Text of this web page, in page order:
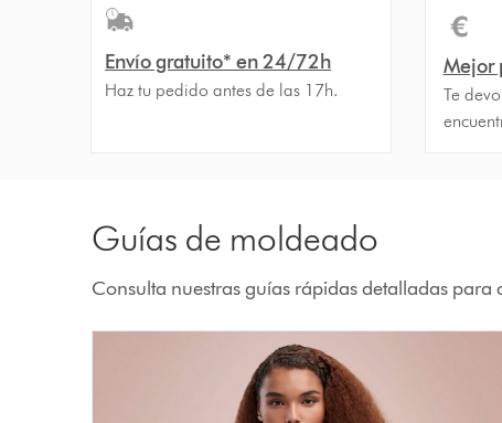
Envío gratuito* en 24/72h
Haz tu pedido antes de las 17h.
Mejor
Te
Guías de moldeado
Consulta nuestras guías rápidas detalladas para